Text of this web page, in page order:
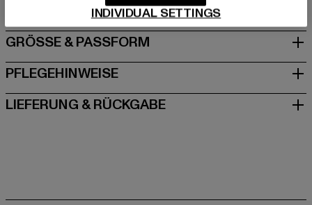
GRÖSSE & PASSFORM
PFLEGEHINWEISE
LIEFERUNG & RÜCKGABE
INDIVIDUAL SETTINGS